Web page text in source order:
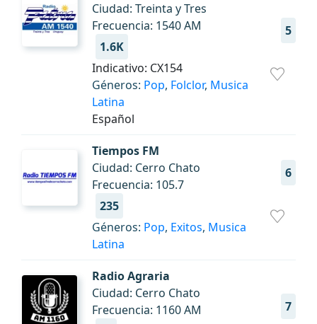
5
Ciudad: Treinta y Tres
Frecuencia: 1540 AM
1.6K
Indicativo: CX154
Géneros: Pop, Folclor, Musica
Latina
Español
Tiempos FM
6
Ciudad: Cerro Chato
Frecuencia: 105.7
235
Géneros: Pop, Exitos, Musica
Latina
Radio Agraria
7
Ciudad: Cerro Chato
Frecuencia: 1160 AM